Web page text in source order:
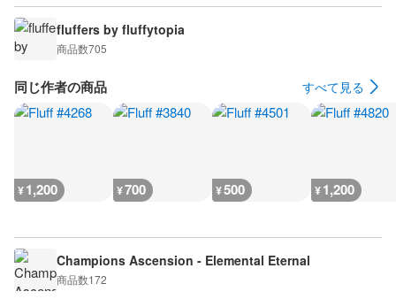
fluffers by fluffytopia
商品数705
同じ作者の商品 すべて見る
¥1,200 ¥700 ¥500 ¥1,200
Champions Ascension - Elemental Eternal
商品数172